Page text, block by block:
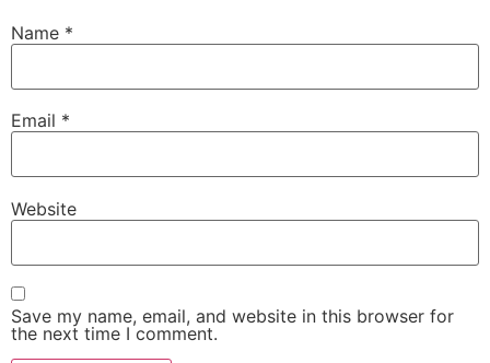
Name *
Email *
Website
Save my name, email, and website in this browser for
the next time I comment.